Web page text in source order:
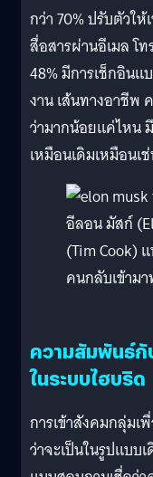
กว่า 70% ปรับตัวใ
สื่อสารผ่านอีเมล โ
48% มีการเช็กอิน
งาน เส้นทางอาชีพ
ว่ามากน้อยแค่ไหน
เหมือนเดิมเหมือนเ
อีลอน มัสก์
(Tim Cook)
คนกลับเข้าม
ความสัมพันธ์กั
ในระบบไฮบริด
การเข้าสังคมกลุ่มเ
ว่าจะเป็นในรูปแบ